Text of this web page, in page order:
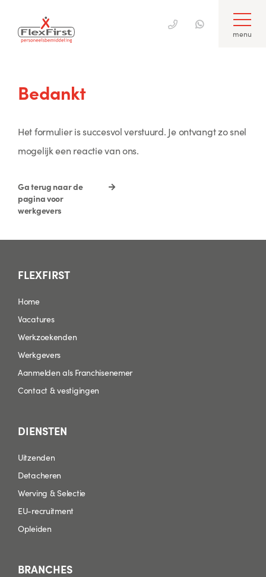
content
menu
Bedankt
Het formulier is succesvol verstuurd. Je ontvangt zo snel
mogelijk een reactie van ons.
Ga terug naar de
pagina voor
werkgevers
FLEXFIRST
Home
Vacatures
Werkzoekenden
Werkgevers
Aanmelden als Franchisenemer
Contact & vestigingen
DIENSTEN
Uitzenden
Detacheren
Werving & Selectie
EU-recruitment
Opleiden
BRANCHES